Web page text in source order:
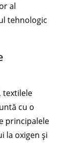
al
tehnologic
textilele
cu o
principalele
la oxigen și